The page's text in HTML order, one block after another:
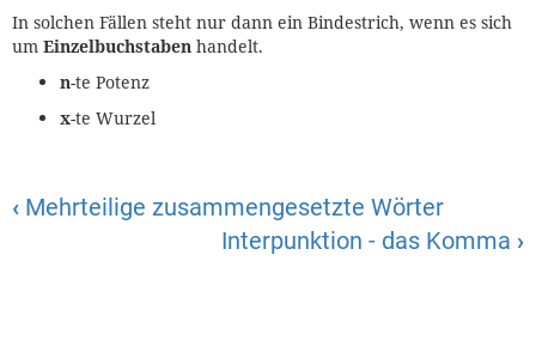
In solchen Fällen steht nur dann ein Bindestrich, wenn es sich
um Einzelbuchstaben handelt.
n-te Potenz
x-te Wurzel
‹ Mehrteilige zusammengesetzte Wörter
Interpunktion - das Komma ›